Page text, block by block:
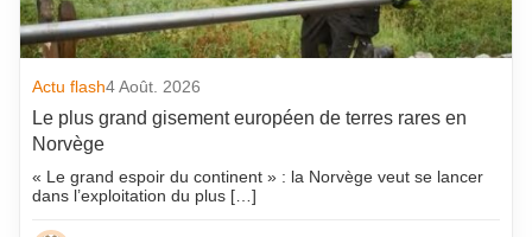
Actu flash4 Août. 2026
Le plus grand gisement européen de terres rares en
Norvège
« Le grand espoir du continent » : la Norvège veut se lancer
dans l’exploitation du plus […]